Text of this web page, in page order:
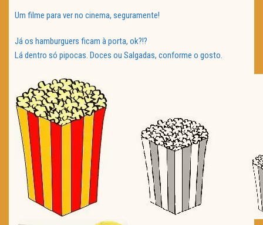
Um filme para ver no cinema, seguramente!
Já os hamburguers ficam à porta, ok?!?
Lá dentro só pipocas. Doces ou Salgadas, conforme o gosto.